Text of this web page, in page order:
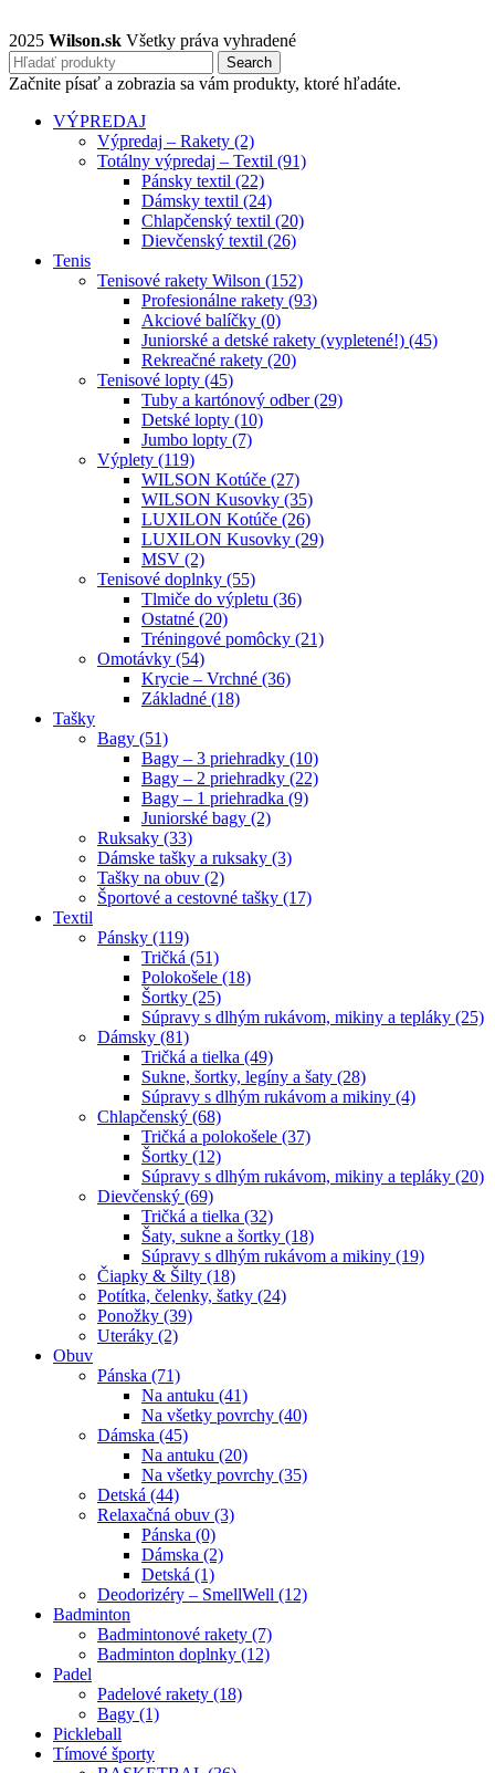
2025 Wilson.sk Všetky práva vyhradené
Search
Začnite písať a zobrazia sa vám produkty, ktoré hľadáte.
VÝPREDAJ
Výpredaj – Rakety (2)
Totálny výpredaj – Textil (91)
Pánsky textil (22)
Dámsky textil (24)
Chlapčenský textil (20)
Dievčenský textil (26)
Tenis
Tenisové rakety Wilson (152)
Profesionálne rakety (93)
Akciové balíčky (0)
Juniorské a detské rakety (vypletené!) (45)
Rekreačné rakety (20)
Tenisové lopty (45)
Tuby a kartónový odber (29)
Detské lopty (10)
Jumbo lopty (7)
Výplety (119)
WILSON Kotúče (27)
WILSON Kusovky (35)
LUXILON Kotúče (26)
LUXILON Kusovky (29)
MSV (2)
Tenisové doplnky (55)
Tlmiče do výpletu (36)
Ostatné (20)
Tréningové pomôcky (21)
Omotávky (54)
Krycie – Vrchné (36)
Základné (18)
Tašky
Bagy (51)
Bagy – 3 priehradky (10)
Bagy – 2 priehradky (22)
Bagy – 1 priehradka (9)
Juniorské bagy (2)
Ruksaky (33)
Dámske tašky a ruksaky (3)
Tašky na obuv (2)
Športové a cestovné tašky (17)
Textil
Pánsky (119)
Tričká (51)
Polokošele (18)
Šortky (25)
Súpravy s dlhým rukávom, mikiny a tepláky (25)
Dámsky (81)
Tričká a tielka (49)
Sukne, šortky, legíny a šaty (28)
Súpravy s dlhým rukávom a mikiny (4)
Chlapčenský (68)
Tričká a polokošele (37)
Šortky (12)
Súpravy s dlhým rukávom, mikiny a tepláky (20)
Dievčenský (69)
Tričká a tielka (32)
Šaty, sukne a šortky (18)
Súpravy s dlhým rukávom a mikiny (19)
Čiapky & Šilty (18)
Potítka, čelenky, šatky (24)
Ponožky (39)
Uteráky (2)
Obuv
Pánska (71)
Na antuku (41)
Na všetky povrchy (40)
Dámska (45)
Na antuku (20)
Na všetky povrchy (35)
Detská (44)
Relaxačná obuv (3)
Pánska (0)
Dámska (2)
Detská (1)
Deodorizéry – SmellWell (12)
Badminton
Badmintonové rakety (7)
Badminton doplnky (12)
Padel
Padelové rakety (18)
Bagy (1)
Pickleball
Tímové športy